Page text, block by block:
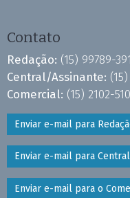
Contato
Redação: (15) 99789-
Central/Assinante:
Comercial: (15) 2102-
Enviar e-mail para
Enviar e-mail para
Enviar e-mail para o